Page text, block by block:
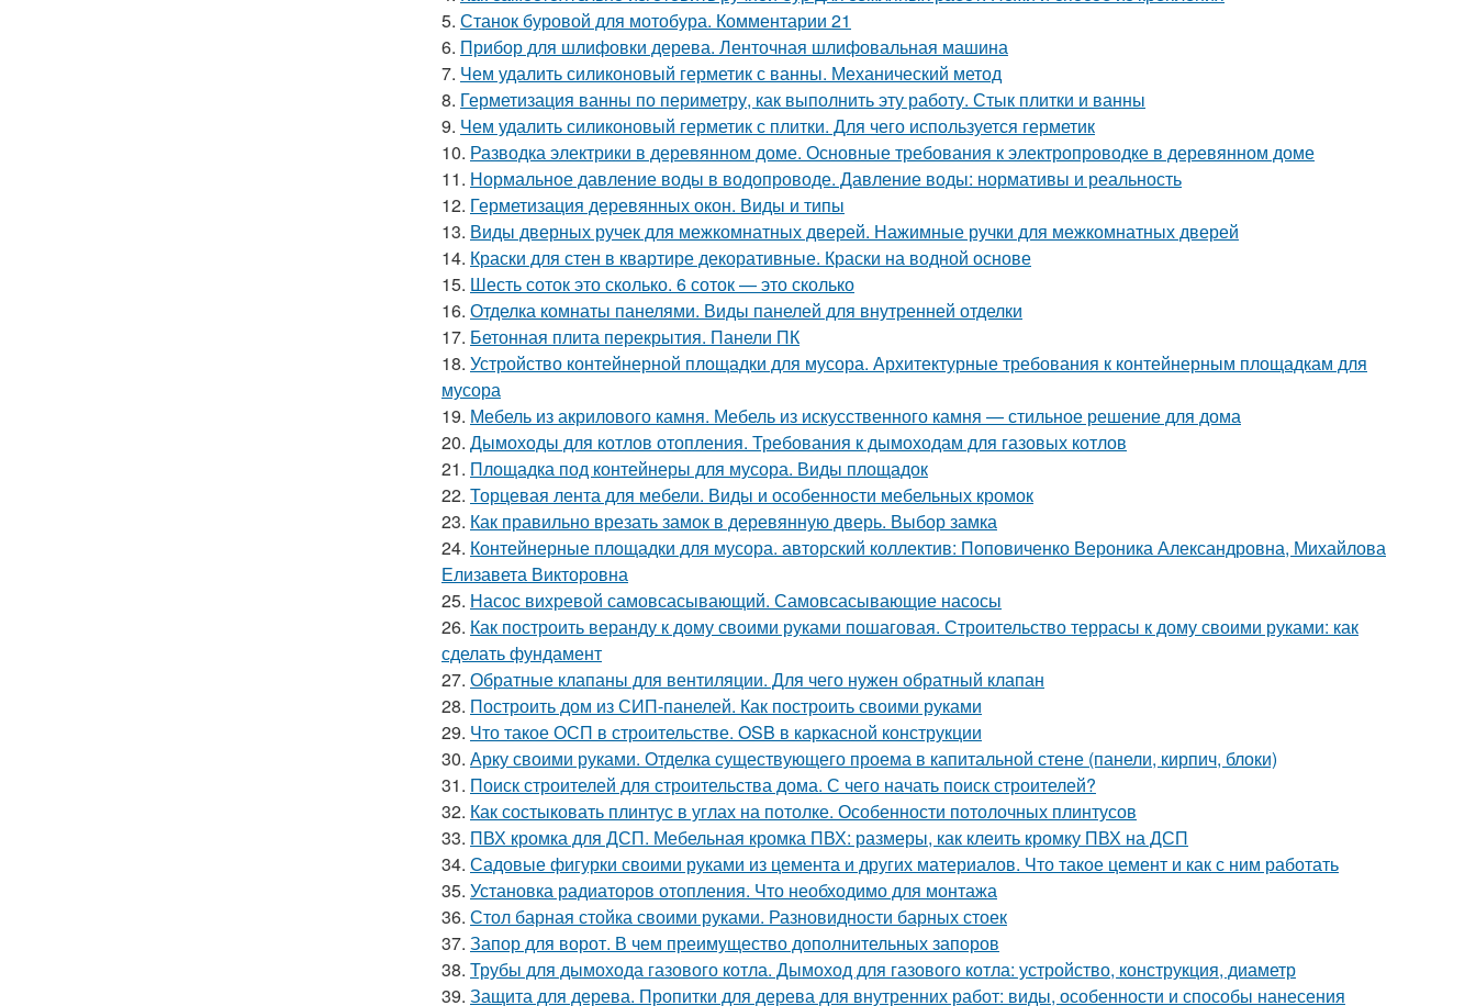
5. Станок буровой для мотобура. Комментарии 21
6. Прибор для шлифовки дерева. Ленточная шлифовальная машина
7. Чем удалить силиконовый герметик с ванны. Механический метод
8. Герметизация ванны по периметру, как выполнить эту работу. Стык плитки и ванны
9. Чем удалить силиконовый герметик с плитки. Для чего используется герметик
10. Разводка электрики в деревянном доме. Основные требования к электропроводке в деревянном доме
11. Нормальное давление воды в водопроводе. Давление воды: нормативы и реальность
12. Герметизация деревянных окон. Виды и типы
13. Виды дверных ручек для межкомнатных дверей. Нажимные ручки для межкомнатных дверей
14. Краски для стен в квартире декоративные. Краски на водной основе
15. Шесть соток это сколько. 6 соток — это сколько
16. Отделка комнаты панелями. Виды панелей для внутренней отделки
17. Бетонная плита перекрытия. Панели ПК
18. Устройство контейнерной площадки для мусора. Архитектурные требования к контейнерным площадкам для
мусора
19. Мебель из акрилового камня. Мебель из искусственного камня — стильное решение для дома
20. Дымоходы для котлов отопления. Требования к дымоходам для газовых котлов
21. Площадка под контейнеры для мусора. Виды площадок
22. Торцевая лента для мебели. Виды и особенности мебельных кромок
23. Как правильно врезать замок в деревянную дверь. Выбор замка
24. Контейнерные площадки для мусора. авторский коллектив: Поповиченко Вероника Александровна, Михайлова
Елизавета Викторовна
25. Насос вихревой самовсасывающий. Самовсасывающие насосы
26. Как построить веранду к дому своими руками пошаговая. Строительство террасы к дому своими руками: как
сделать фундамент
27. Обратные клапаны для вентиляции. Для чего нужен обратный клапан
28. Построить дом из СИП-панелей. Как построить своими руками
29. Что такое ОСП в строительстве. OSB в каркасной конструкции
30. Арку своими руками. Отделка существующего проема в капитальной стене (панели, кирпич, блоки)
31. Поиск строителей для строительства дома. С чего начать поиск строителей?
32. Как состыковать плинтус в углах на потолке. Особенности потолочных плинтусов
33. ПВХ кромка для ДСП. Мебельная кромка ПВХ: размеры, как клеить кромку ПВХ на ДСП
34. Садовые фигурки своими руками из цемента и других материалов. Что такое цемент и как с ним работать
35. Установка радиаторов отопления. Что необходимо для монтажа
36. Стол барная стойка своими руками. Разновидности барных стоек
37. Запор для ворот. В чем преимущество дополнительных запоров
38. Трубы для дымохода газового котла. Дымоход для газового котла: устройство, конструкция, диаметр
39. Защита для дерева. Пропитки для дерева для внутренних работ: виды, особенности и способы нанесения